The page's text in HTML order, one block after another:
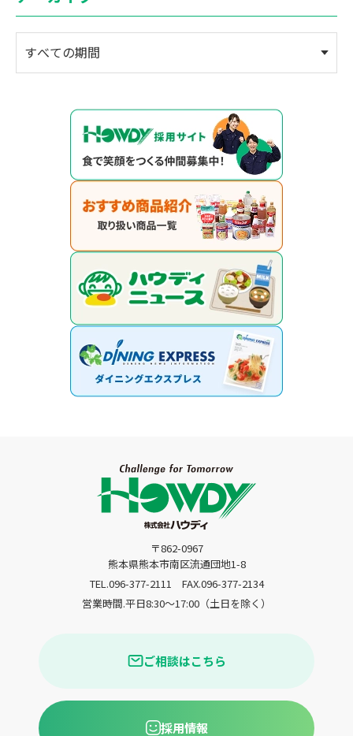
〒862-0967
熊本県熊本市南区流通団地1-8
TEL.096-377-2111
FAX.096-377-2134
営業時間.平日8:30〜17:00（土日を除く）
ご相談はこちら
採用情報